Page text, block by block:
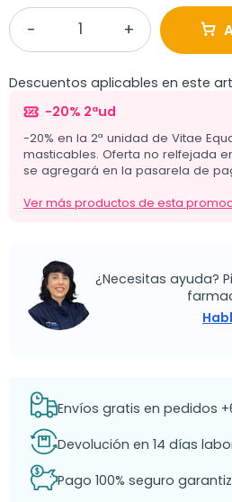
Descuentos aplicables en este
-20% 2ªud
-20% en la 2ª unidad de Vitae
masticables. Oferta no relfejada
se agregará en la pasarela de
Ver más productos de esta
¿Necesitas ayuda?
Envíos gratis en pedidos
Devolución en 14 días
Pago 100% seguro